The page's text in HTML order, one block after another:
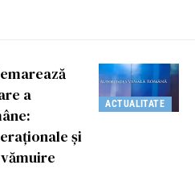
ACTUALITATE
a
și